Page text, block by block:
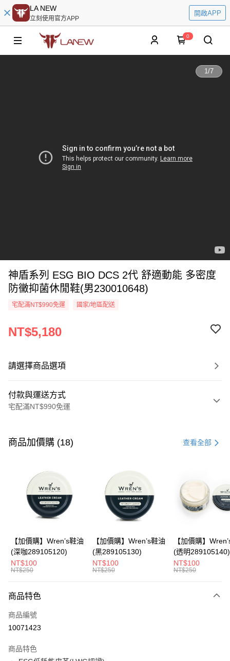
LA NEW
立刻使用官方APP
開啟APP
0
1/7
神盾系列 ESG BIO DCS 2代 舒適動能 多密度
防黴抑菌休閒鞋(男230010648)
宅配滿NT$990免運 國家/地區配送
NT$5,180
請選擇商品選項
付款與運送方式
宅配滿NT$990免運
信用卡一次付款
Apple Pay
悠遊付
Google Pay
全盈+PAY
ATM付款
宅配
每筆NT$80，滿NT$990(含以上)免運費
付款後門市自取
每筆NT$80，滿NT$699(含以上)免運費
商品加價購 (18) 查看全部
【加價購】Wren’s鞋油
(深咖289105120)
NT$100
NT$250
【加價購】Wren’s鞋油
(黑289105130)
NT$100
NT$250
【加價購】
(透明289105140)
NT$100
NT$250
商品特色
商品編號
10071423
商品特色